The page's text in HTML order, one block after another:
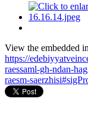
View the embedded
https://
raessaml-gh-ndan-
raesm-